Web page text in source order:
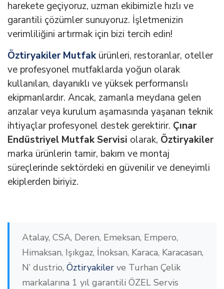
harekete geçiyoruz, uzman ekibimizle hızlı ve
garantili çözümler sunuyoruz. İşletmenizin
verimliliğini artırmak için bizi tercih edin!
Öztiryakiler Mutfakürünleri, restoranlar, oteller
ve profesyonel mutfaklarda yoğun olarak
kullanılan, dayanıklı ve yüksek performanslı
ekipmanlardır. Ancak, zamanla meydana gelen
arızalar veya kurulum aşamasında yaşanan teknik
ihtiyaçlar profesyonel destek gerektirir. Çınar
Endüstriyel Mutfak Servisi olarak, Öztiryakiler
marka ürünlerin tamir, bakım ve montaj
süreçlerinde sektördeki en güvenilir ve deneyimli
ekiplerden biriyiz.
Atalay, CSA, Deren, Emeksan, Empero,
Himaksan, Işıkgaz, İnoksan, Karaca, Karacasan,
N’ dustrio, Öztiryakiler ve Turhan Çelik
markalarına 1 yıl garantili ÖZEL Servis